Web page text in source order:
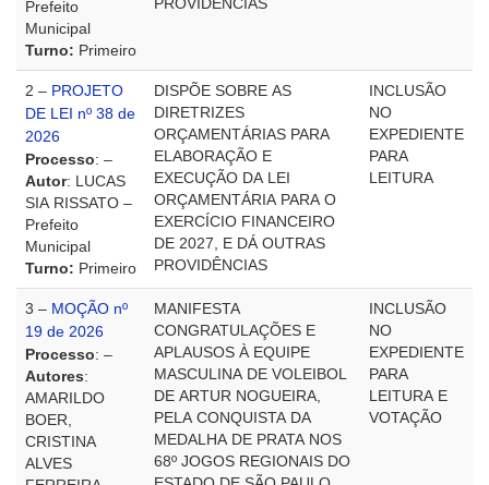
Prefeito
Municipal
Turno: Primeiro
PROVIDÊNCIAS
2 – PROJETO
DE LEI nº 38 de
2026
Processo: –
Autor: LUCAS
SIA RISSATO –
Prefeito
Municipal
Turno: Primeiro
DISPÕE SOBRE AS
DIRETRIZES
ORÇAMENTÁRIAS PARA
ELABORAÇÃO E
EXECUÇÃO DA LEI
ORÇAMENTÁRIA PARA O
EXERCÍCIO FINANCEIRO
DE 2027, E DÁ OUTRAS
PROVIDÊNCIAS
INCLUSÃO
NO
EXPEDIENTE
PARA
LEITURA
3 – MOÇÃO nº
19 de 2026
Processo: –
Autores:
AMARILDO
BOER,
CRISTINA
ALVES
MANIFESTA
CONGRATULAÇÕES E
APLAUSOS À EQUIPE
MASCULINA DE VOLEIBOL
DE ARTUR NOGUEIRA,
PELA CONQUISTA DA
MEDALHA DE PRATA NOS
68º JOGOS REGIONAIS DO
INCLUSÃO
NO
EXPEDIENTE
PARA
LEITURA E
VOTAÇÃO